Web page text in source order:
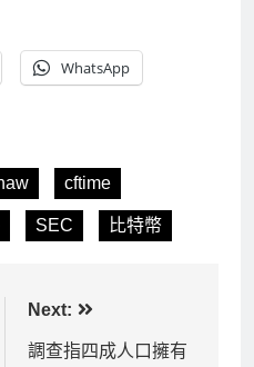
WhatsApp
cftime
SEC 比特幣
Next:
調查指四成人口擁有